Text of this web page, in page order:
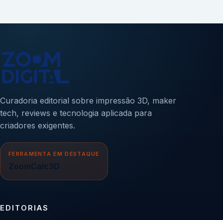
Curadoria editorial sobre impressão 3D, maker
tech, reviews e tecnologia aplicada para
criadores exigentes.
FERRAMENTA EM DESTAQUE
ZoomCalc3D
EDITORIAS